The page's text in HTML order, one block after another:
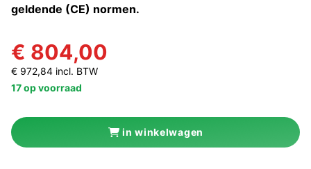
geldende (CE) normen.
€ 804,00
€ 972,84 incl. BTW
17 op voorraad
in winkelwagen